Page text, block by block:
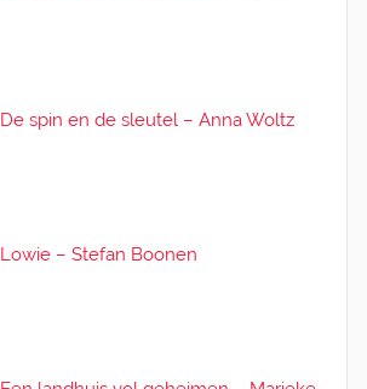
De spin en de sleutel – Anna Woltz
Lowie – Stefan Boonen